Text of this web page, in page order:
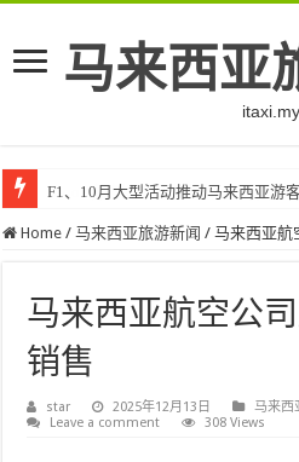
马来西亚
itaxi.my
F1、10月大型活动推动马来西亚游
Klook客路将印度和中东创作者聚
Home / 马来西亚旅游新闻 / 马来西亚航
马来西亚航空公
销售
star 2025年12月13日
马来西
Leave a comment
308 Views